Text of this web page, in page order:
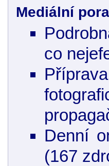
Mediální
co
Denní
(167